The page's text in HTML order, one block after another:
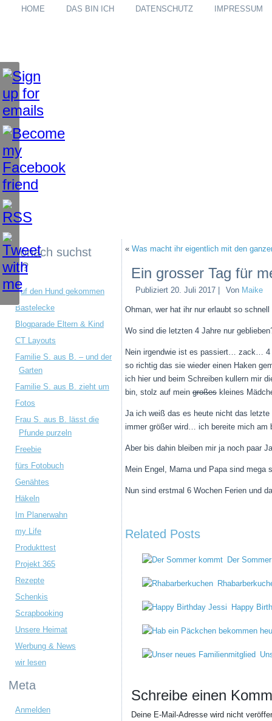
HOME DAS BIN ICH DATENSCHUTZ IMPRESSUM
Wonach suchst
du?
Auf den Hund gekommen
Bastelecke
Blogparade Eltern & Kind
CT Layouts
Familie S. aus B. – und der
Garten
Familie S. aus B. zieht um
Fotos
Frau S. aus B. lässt die
Pfunde purzeln
Freebie
fürs Fotobuch
Genähtes
Häkeln
Im Planerwahn
my Life
Produkttest
Projekt 365
Rezepte
Schenkis
Scrapbooking
Unsere Heimat
Werbung & News
wir lesen
Meta
Anmelden
« Was macht ihr eigentlich mit den
Ein grosser Tag für
Publiziert 20. Juli 2017 Von Maike
Ohman, wer hat ihr nur erlaubt so
Wo sind die letzten 4 Jahre nur
Nein irgendwie ist es passiert… zack… 4
so richtig das sie wieder einen Haken
ich hier und beim Schreiben kullern mir
bin, stolz auf mein großes kleines
Ja ich weiß das es heute nicht das
immer größer wird… ich bereite mich
Aber bis dahin bleiben mir ja noch paar
Mein Engel, Mama und Papa sind mega
Nun sind erstmal 6 Wochen Ferien und
Related Posts
Der
Happy
Schreibe einen
Deine E-Mail-Adresse wird nicht